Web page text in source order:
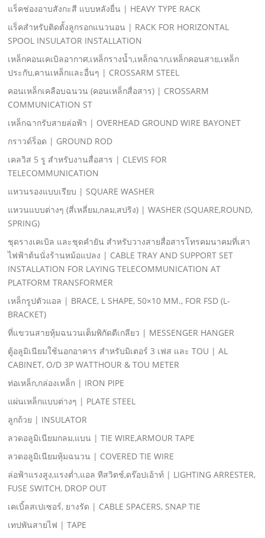
แร็คช่องอาบสังกะสี แบบหลังยื่น | HEAVY TYPE RACK
แร็คสําหรับติดตั้งลูกรอกแนวนอน | RACK FOR HORIZONTAL
SPOOL INSULATOR INSTALLATION
เหล็กคอนเคเบิลอากาศ,เหล็กรางนํ้า,เหล็กฉาก,เหล็กคอนสาย,เหล็ก
ประกับ,คานเหล็กและอื่นๆ | CROSSARM STEEL
คอนเหล็กเคลือบฉนวน (คอนเหล็กสื่อสาร) | CROSSARM
COMMUNICATION ST
เหล็กฉากรับสายล่อฟ้า | OVERHEAD GROUND WIRE BAYONET
กราวด์ร็อด | GROUND ROD
เคลวิส 5 รู สําหรับงานสื่อสาร | CLEVIS FOR
TELECOMMUNICATION
แหวนรองแบบเรียบ | SQUARE WASHER
แหวนแบบต่างๆ (สี่เหลี่ยม,กลม,สปริง) | WASHER (SQUARE,ROUND,
SPRING)
ชุดรางเคเบิล และชุดคํายัน สําหรับวางสายสื่อสารโทรคมนาคมที่เสา
ไฟฟ้าต้นนั่งร้านหม้อแปลง | CABLE TRAY AND SUPPORT SET
INSTALLATION FOR LAYING TELECOMMUNICATION AT
PLATFORM TRANSFORMER
เหล็กรูปตัวแอล | BRACE, L SHAPE, 50×10 MM., FOR FSD (L-
BRACKET)
ที่แขวนสายหุ้มฉนวนเต็มพิกัดตีเกลียว | MESSENGER HANGER
ตู้อลูมิเนียมใช้นอกอาคาร สําหรับมิเตอร์ 3 เฟส และ TOU | AL
CABINET, O/D 3P WATTHOUR & TOU METER
ท่อเหล็ก,กล่องเหล็ก | IRON PIPE
แผ่นเหล็กแบบต่างๆ | PLATE STEEL
ลูกถ้วย | INSULATOR
ลวดอลูมิเนียมกลม,แบน | TIE WIRE,ARMOUR TAPE
ลวดอลูมิเนียมหุ้มฉนวน | COVERED TIE WIRE
ล่อฟ้าแรงสูง,แรงตํ่า,แอล ทีสวิตช์,ดร๊อปเอ้าท์ | LIGHTING ARRESTER,
FUSE SWITCH, DROP OUT
เคเบิ้ลสเปเซอร์, ยางรัด | CABLE SPACERS, SNAP TIE
เทปพันสายไฟ | TAPE